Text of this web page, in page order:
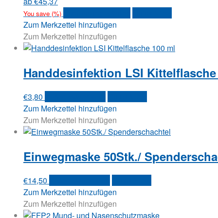
können
auf
Produktseite
werden
You save (%)
mehrere
auf.
Die
Optionen
können
der
gewählt
werden
Zum Merkzettel hinzufügen
Zum Merkzettel hinzufügen
Handdesinfektion LSI Kittelflasche
€3,80
Zum Merkzettel hinzufügen
Zum Merkzettel hinzufügen
Einwegmaske 50Stk./
€14,50
Zum Merkzettel hinzufügen
Zum Merkzettel hinzufügen